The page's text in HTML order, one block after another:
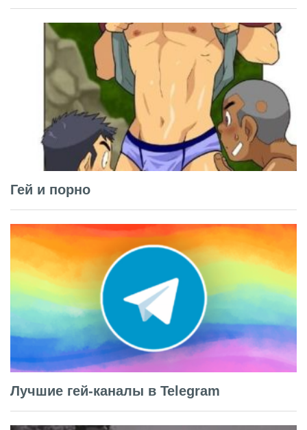
Гей и порно
Лучшие гей-каналы в Telegram